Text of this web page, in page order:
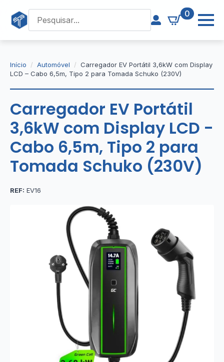
0
Início Automóvel
Carregador EV Portátil 3,6kW com Display
LCD – Cabo 6,5m, Tipo 2 para Tomada Schuko (230V)
Carregador EV Portátil
3,6kW com Display LCD -
Cabo 6,5m, Tipo 2 para
Tomada Schuko (230V)
REF: EV16